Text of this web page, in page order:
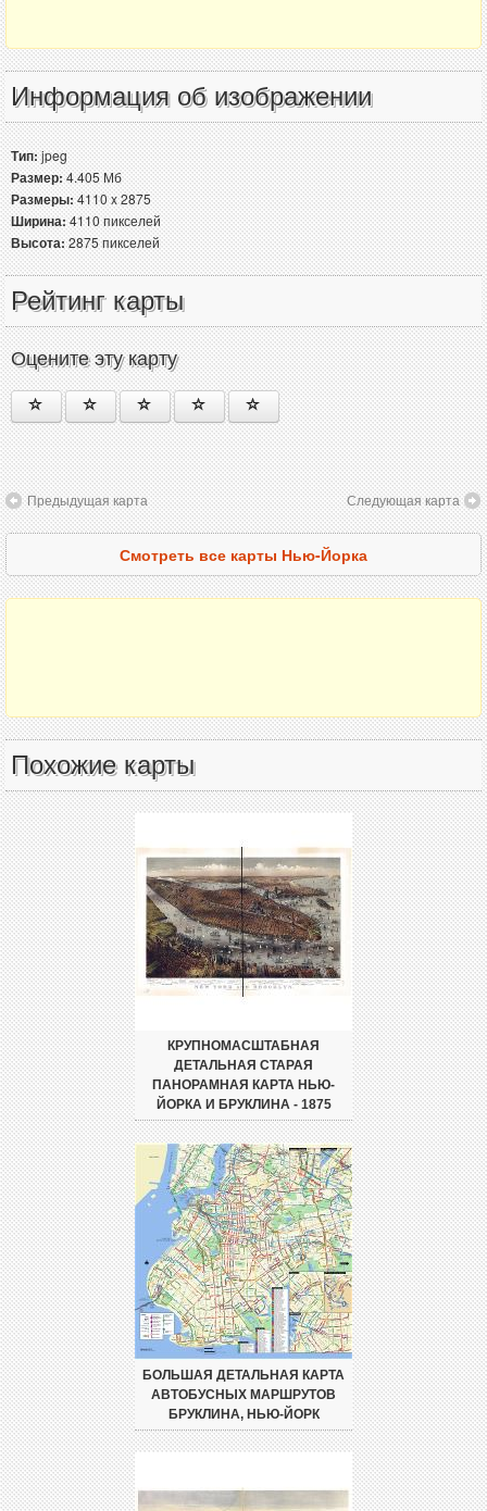
Информация об изображении
Тип:jpeg
Размер:4.405 Мб
Размеры:4110 x 2875
Ширина:4110 пикселей
Высота:2875 пикселей
Рейтинг карты
Оцените эту карту
Предыдущая карта Следующая карта
Смотреть все карты Нью-Йорка
Похожие карты
КРУПНОМАСШТАБНАЯ
ДЕТАЛЬНАЯ СТАРАЯ
ПАНОРАМНАЯ КАРТА НЬЮ-
ЙОРКА И БРУКЛИНА - 1875
БОЛЬШАЯ ДЕТАЛЬНАЯ КАРТА
АВТОБУСНЫХ МАРШРУТОВ
БРУКЛИНА, НЬЮ-ЙОРК